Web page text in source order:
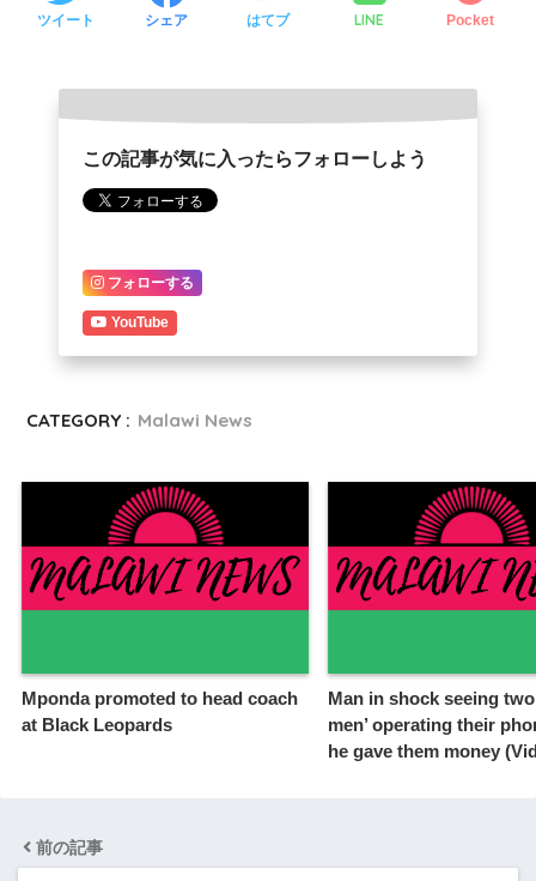
ツイート シェア はてブ LINE Pocket
この記事が気に入ったらフォローしよう
フォローする
YouTube
CATEGORY : Malawi News
Mponda promoted to head coach
at Black Leopards
Man in shock seeing two
men’ operating their
he gave them money
前の記事